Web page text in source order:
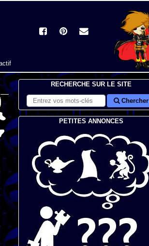
RECHERCHE SUR LE SITE
Chercher
PETITES ANNONCES